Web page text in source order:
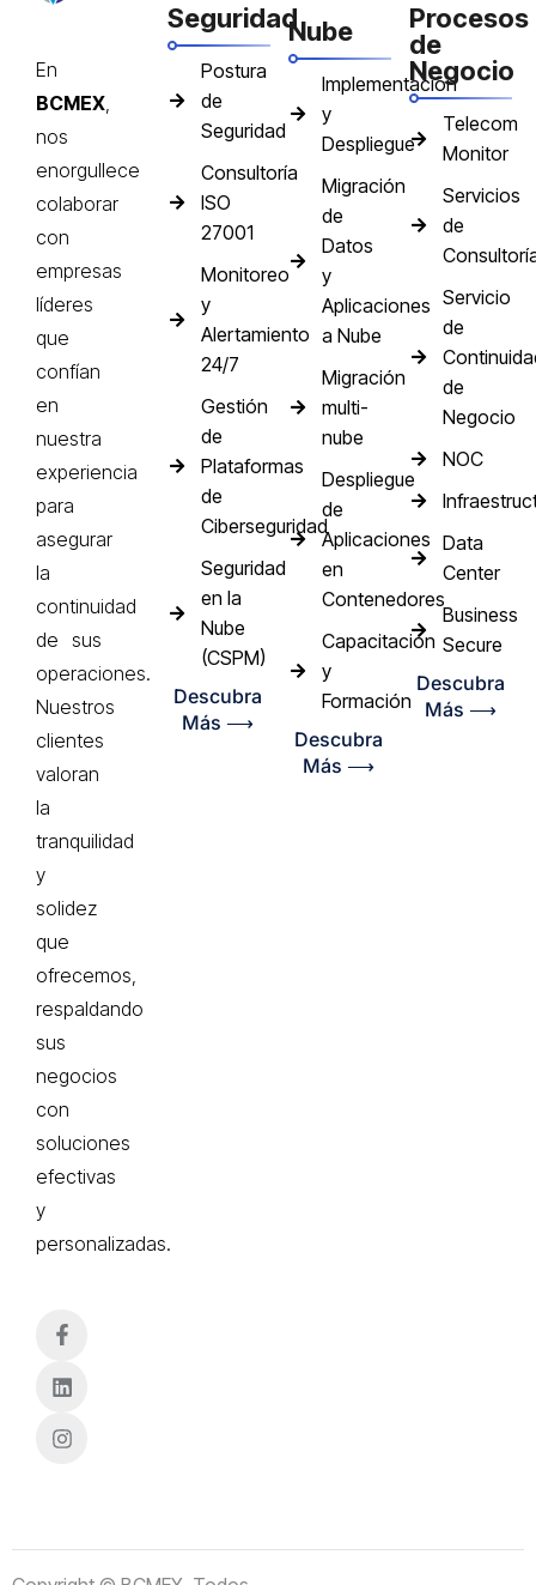
En
BCMEX
nos
enorgullece
colaborar
con
empresas
líderes
que
confían
en
nuestra
experiencia
para
asegurar
la
continuidad
de sus
operaciones.
Nuestros
clientes
valoran
la
tranquilidad
y
solidez
que
ofrecemos,
respaldando
sus
negocios
con
soluciones
efectivas
y
personalizadas.
Seguridad
Postura
de
Seguridad
Consultoría
ISO
27001
Monitoreo
y
Alertamiento
24/7
Gestión
de
Plataformas
de
Ciberseguridad
Seguridad
en la
Nube
(CSPM)
Descubra
Más ⟶
Nube
Implementación
y
Despliegue
Migración
de
Datos
y
Aplicaciones
a Nube
Migración
multi-
nube
Despliegue
de
Aplicaciones
en
Contenedores
Capacitación
y
Formación
Descubra
Más ⟶
Procesos
de
Negocio
Telecom
Monitor
Servicios
de
Servicio
de
de
Negocio
NOC
Data
Center
Business
Secure
Descubra
Más ⟶